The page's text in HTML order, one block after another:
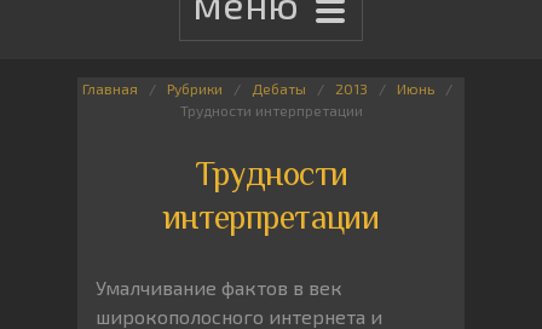
Главная Рубрики Дебаты 2013
Июнь
Трудности интерпретации
Трудности
интерпретации
Умалчивание фактов в век
широкополосного интернета и